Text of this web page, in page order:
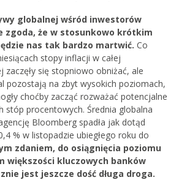
globalnej wśród inwestorów
zgoda, że w stosunkowo krótkim
nas tak bardzo martwić. Co
stopy inflacji w całej
zaczęły się stopniowo obniżać, ale
pozostają na zbyt wysokich poziomach,
choćby zacząć rozważać potencjalne
stóp procentowych. Średnia globalna
Bloomberg spadła jak dotąd
% w listopadzie ubiegłego roku do
zdaniem, do osiągnięcia poziomu
większości kluczowych banków
jest jeszcze dość długa droga.